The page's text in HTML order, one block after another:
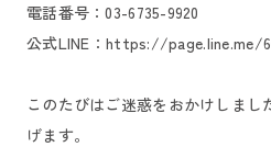
電話番号：03-6735-9920
公式LINE：https://page.line.me/
このたびはご迷惑をおかけしま
げます。